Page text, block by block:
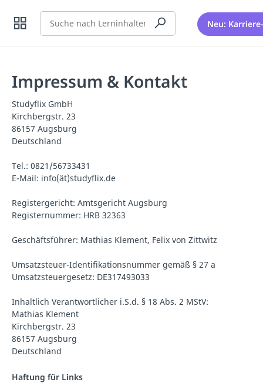
Suche Neu:
Impressum & Kontakt
Studyflix GmbH
Kirchbergstr. 23
86157 Augsburg
Deutschland
Tel.: 0821/56733431
E-Mail: info(ät)studyflix.de
Registergericht: Amtsgericht Augsburg
Registernummer: HRB 32363
Geschäftsführer: Mathias Klement, Felix von Zittwitz
Umsatzsteuer-Identifikationsnummer gemäß § 27 a
Umsatzsteuergesetz: DE317493033
Inhaltlich Verantwortlicher i.S.d. § 18 Abs. 2 MStV:
Mathias Klement
Kirchbergstr. 23
86157 Augsburg
Deutschland
Haftung für Links